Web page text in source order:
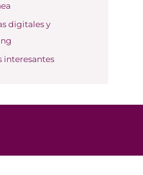
digitales y
interesantes